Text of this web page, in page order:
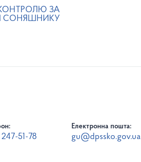
ЗА
СОНЯШНИКУ
51-78
Електронна пошта:
gu@dpssko.gov.ua